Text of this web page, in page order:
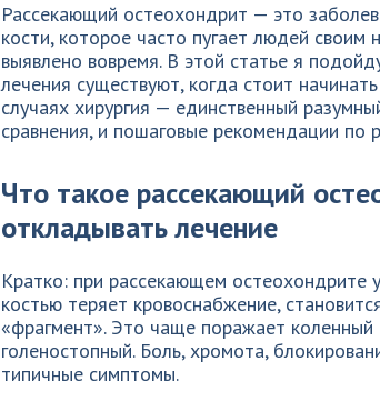
Рассекающий остеохондрит — это
кости, которое часто пугает людей своим
выявлено вовремя. В этой статье я
лечения существуют, когда стоит
случаях хирургия — единственный
сравнения, и пошаговые рекомендации по
Что такое рассекающий
откладывать лечение
Кратко: при рассекающем
костью теряет кровоснабжение,
«фрагмент». Это чаще поражает коленный
голеностопный. Боль, хромота,
типичные симптомы.